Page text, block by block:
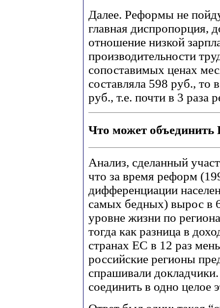
Далее. Реформы не
главная диспропорция,
отношение низкой
производительности
сопоставимых ценах
составляла 598 руб., то
руб., т.е. почти в 3 раза
Что может объединить
Анализ, сделанный
что за время реформ
дифференциации
самых бедных) вырос в
уровне жизни по
тогда как разница в
странах ЕС в 12 раз
российские регионы
спрашивали
соединить в одно целое